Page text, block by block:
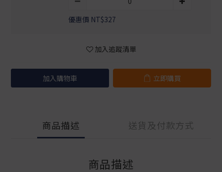
優惠價 NT$327
加入追蹤清單
加入購物車 立即購買
商品描述 送貨及付款方式
商品描述